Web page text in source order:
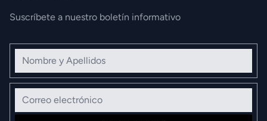
Suscríbete a nuestro boletín informativo
Nombre y Apellidos
Correo electrónico